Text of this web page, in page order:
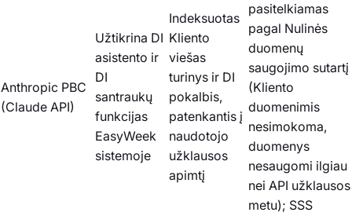
Anthropic PBC
(Claude API)
Užtikrina DI
asistento ir
DI
santraukų
funkcijas
EasyWeek
sistemoje
Indeksuotas
Kliento
viešas
turinys ir DI
pokalbis,
patenkantis į
naudotojo
užklausos
apimtį
pasitelkiamas
pagal Nulinės
duomenų
saugojimo sutartį
(Kliento
duomenimis
nesimokoma,
duomenys
nesaugomi ilgiau
nei API užklausos
metu); SSS